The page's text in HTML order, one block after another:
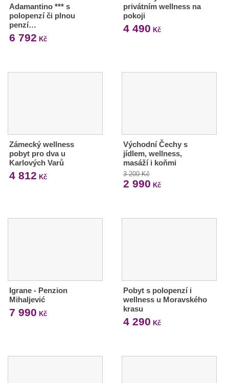
Adamantino *** s
polopenzí či plnou
penzí…
6 792 Kč
privátním wellness na
pokoji
4 490 Kč
Zámecký wellness
pobyt pro dva u
Karlových Varů
4 812 Kč
Východní Čechy s
jídlem, wellness,
masáží i koňmi
3 200 Kč
2 990 Kč
Igrane - Penzion
Mihaljević
7 990 Kč
Pobyt s polopenzí i
wellness u Moravského
krasu
4 290 Kč